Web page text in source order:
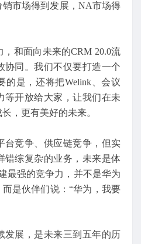
市场得到发展，NA市场得
和面向未来的CRM 20.0流
协同。我们不仅要打造一个
的是，还将把Welink、会议
等开放给大家，让我们在未
，更有美好的未来。
台竞争、供应链竞争，但实
错综复杂的业务，未来是体
最强的竞争力，并不是华为
是伙伴们说：“华为，我要
发展，是未来三到五年的历